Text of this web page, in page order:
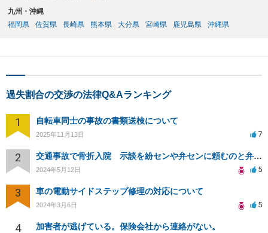
九州・沖縄
福岡県
佐賀県 長崎県 熊本県 大分県 宮崎県 鹿児島県 沖縄県
過失割合の交渉の法律Q&Aランキング
1 自転車同士の事故の書類送検について
2025年11月13日 7
2 交通事故で骨折入院 示談を紛センや弁センに頼むのと弁護士に頼むのはどちらがいいのか
2024年5月12日 5
3 車の電動サイドステップ修理の対応について
2024年3月6日 5
4 加害者が逃げている。保険会社から連絡がない。